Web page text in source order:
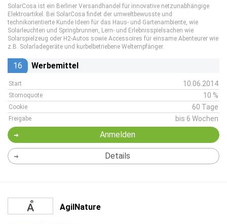
SolarCosa ist ein Berliner Versandhandel für innovative netzunabhängige
Elektroartikel. Bei SolarCosa findet der umweltbewusste und
technikorientierte Kunde Ideen für das Haus- und Gartenambiente, wie
Solarleuchten und Springbrunnen, Lern- und Erlebnisspielsachen wie
Solarspielzeug oder H2-Autos sowie Accessoires für einsame Abenteurer wie
z.B. Solarladegeräte und kurbelbetriebene Weltempfänger.
16 Werbemittel
Start 10.06.2014
Stornoquote 10 %
Cookie 60 Tage
Freigabe bis 6 Wochen
Anmelden
Details
AgilNature